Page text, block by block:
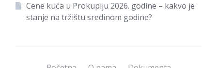
Cene kuća u Prokuplju 2026. godine – kakvo je
stanje na tržištu sredinom godine?